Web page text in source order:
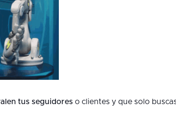
tus seguidores o clientes y que solo